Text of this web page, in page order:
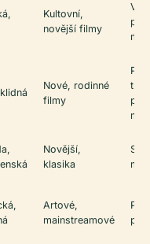
Kultovní,
novější filmy
Nové, rodinné
filmy
Novější,
klasika
Artové,
mainstreamové